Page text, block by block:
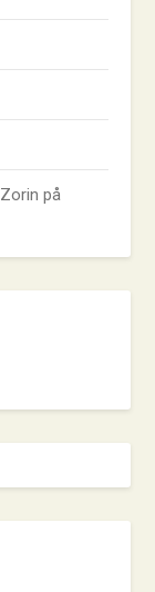
Zorin på